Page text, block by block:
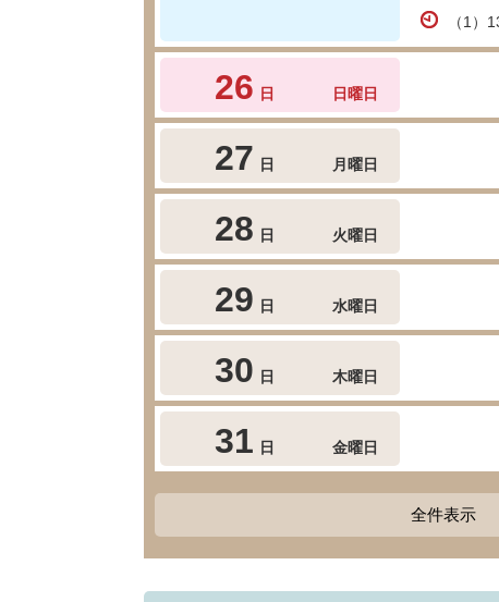
（1
26 日 日曜日
27 日 月曜日
28 日 火曜日
29 日 水曜日
30 日 木曜日
31 日 金曜日
全件表示